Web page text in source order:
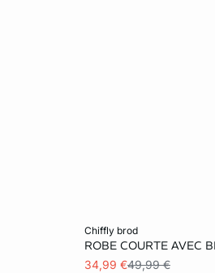
chiffly brod
ROBE COURTE AVEC
34,99 €49,99 €